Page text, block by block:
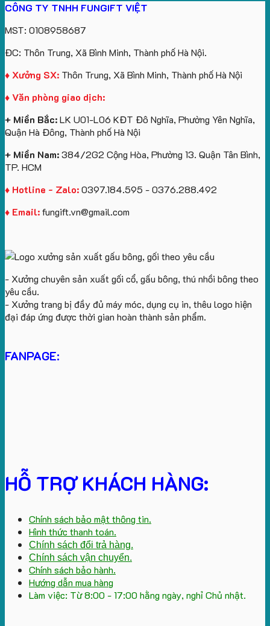
theo
yêu
cầu
Vinhomes
logo
Future
Group
in
Catherine
tặng
Tặng
Sự
Kiện
U
Logo
CÔNG TY TNHH FUNGIFT VIỆT
MST: 0108958687
ĐC: Thôn Trung, Xã Bình Minh, Thành phố Hà Nội.
♦ Xưởng SX: Thôn Trung, Xã Bình Minh, Thành phố Hà Nội
♦ Văn phòng giao dịch:
+ Miền Bắc:LK U01-L06 KĐT Đô Nghĩa, Phường Yên Nghĩa,
Quận Hà Đông, Thành phố Hà Nội
+ Miền Nam:384/2G2 Cộng Hòa, Phường 13. Quận Tân Bình,
TP. HCM
♦ Hotline - Zalo:0397.184.595 - 0376.288.492
♦ Email:fungift.vn@gmail.com
- Xưởng chuyên sản xuất gối cổ, gấu bông, thú nhồi bông theo
yêu cầu.
- Xưởng trang bị đầy đủ máy móc, dụng cụ in, thêu logo hiện
đại đáp ứng được thời gian hoàn thành sản phẩm.
FANPAGE:
HỖ TRỢ KHÁCH HÀNG:
Chính sách bảo mật thông tin.
Hình thức thanh toán.
Chính sách đổi trả hàng.
Chính sách vận chuyển.
Chính sách bảo hành.
Hướng dẫn mua hàng
Làm việc: Từ 8:00 - 17:00 hằng ngày, nghỉ Chủ nhật.